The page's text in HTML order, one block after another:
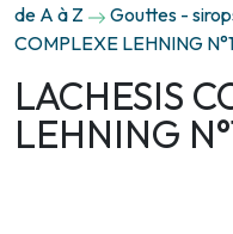
de A à Z
Gouttes -
COMPLEXE LEHNING
LACHESIS
LEHNING